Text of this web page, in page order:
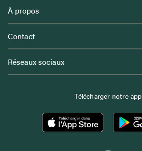
À propos
Contact
Réseaux sociaux
Télécharger notre app